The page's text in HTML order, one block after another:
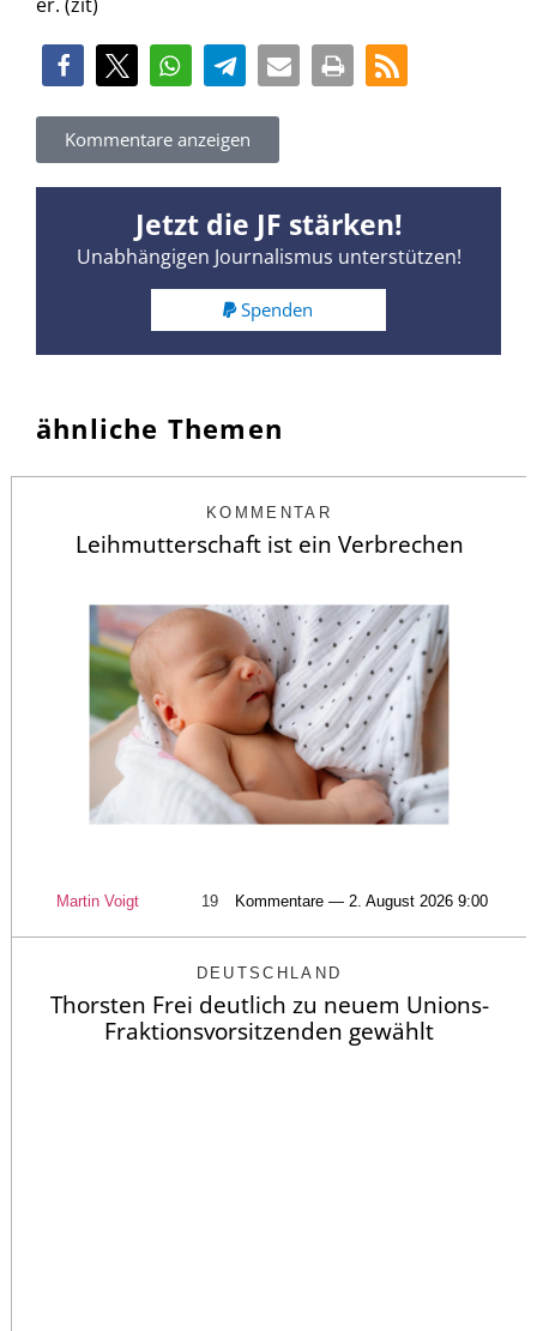
Kommentare anzeigen
Jetzt die JF stärken!
Unabhängigen Journalismus unterstützen!
Spenden
ähnliche Themen
KOMMENTAR
Leihmutterschaft ist ein Verbrechen
Martin Voigt 19 Kommentare — 2. August 2026 9:00
DEUTSCHLAND
Thorsten Frei deutlich zu neuem Unions-
Fraktionsvorsitzenden gewählt